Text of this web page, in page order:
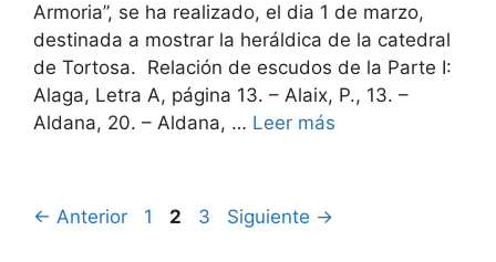
Armoria”, se ha realizado, el dia 1 de marzo,
destinada a mostrar la heráldica de la catedral
de Tortosa. Relación de escudos de la Parte I:
Alaga, Letra A, página 13. – Alaix, P., 13. –
Aldana, 20. – Aldana, … Leer más
← Anterior Página
1 Página
2 Página
3 Siguiente →